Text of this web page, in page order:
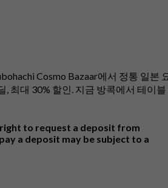
Cosmo Bazaar에서 정통 일본
, 최대 30% 할인. 지금 방콕에서 테이블
to request a deposit from
a deposit may be subject to a